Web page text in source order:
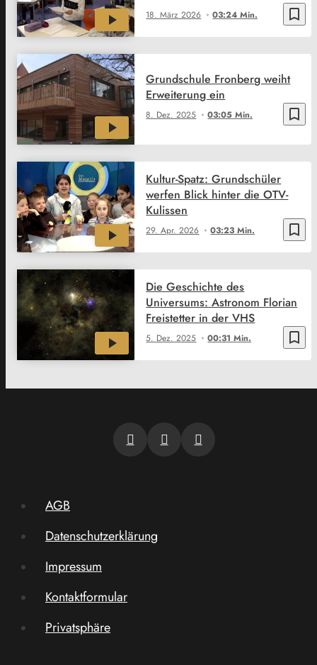
bookmark_border
18. März 2026 03:24 Min.
bookmark_border
8. Dez. 2025 03:05 Min.
Grundschule Fronberg weiht
Erweiterung ein
bookmark_border
29. Apr. 2026 03:23 Min.
Kultur-Spatz: Grundschüler
werfen Blick hinter die OTV-
Kulissen
bookmark_border
5. Dez. 2025 00:31 Min.
Die Geschichte des
Universums: Astronom Florian
Freistetter in der VHS
AGB
Datenschutzerklärung
Impressum
Kontaktformular
Privatsphäre